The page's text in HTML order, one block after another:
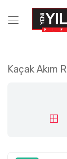
Kaçak Akım